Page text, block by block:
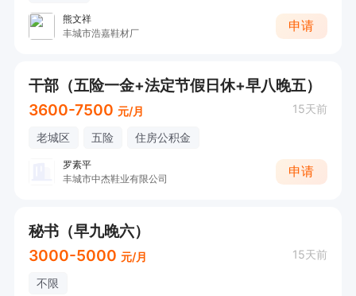
熊文祥
丰城市浩嘉鞋材厂
申请
干部（五险一金+法定节假日休+早八晚五）
3600-7500 元/月 15天前
老城区 五险 住房公积金
罗素平
丰城市中杰鞋业有限公司
申请
秘书（早九晚六）
3000-5000 元/月 15天前
不限